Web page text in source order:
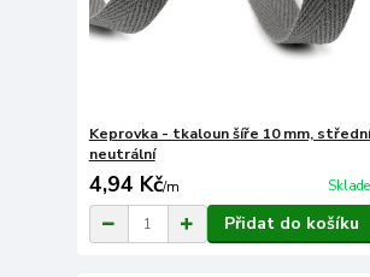
Keprovka - tkaloun šíře 10 mm,
neutrální
4,94 Kč/m
Přidat do košíku